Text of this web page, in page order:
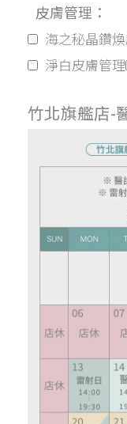
皮膚管理：
海之秘晶鑽
淨白皮膚管理
竹北旗艦店-